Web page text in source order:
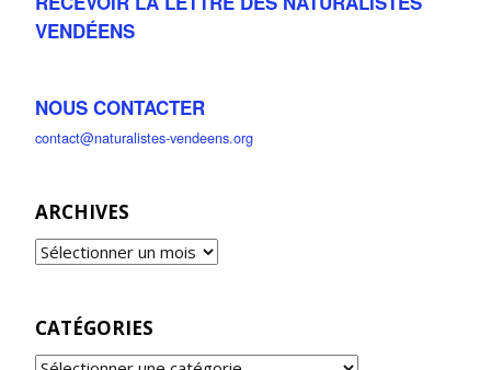
VENDÉENS
NOUS CONTACTER
contact@naturalistes-vendeens.org
ARCHIVES
CATÉGORIES